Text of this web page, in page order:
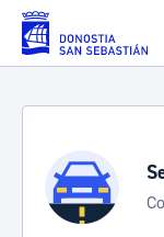
Saltar al